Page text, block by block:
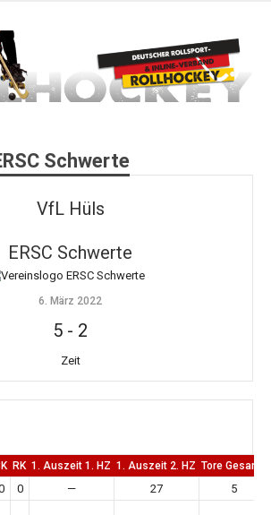
Schwerte
VfL Hüls
ERSC Schwerte
6. März 2022
5 - 2
Zeit
RK 1. Auszeit 1. HZ 1. Auszeit 2. HZ Tore Gesamt
0 — 27
5